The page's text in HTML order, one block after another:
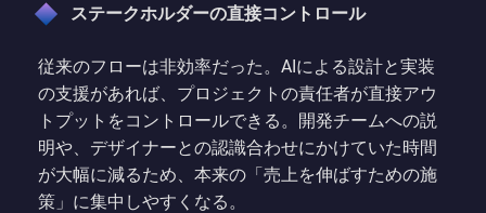
ステークホルダーの直接コントロール
従来のフローは非効率だった。AIによる設計と実装
の支援があれば、プロジェクトの責任者が直接アウ
トプットをコントロールできる。開発チームへの説
明や、デザイナーとの認識合わせにかけていた時間
が大幅に減るため、本来の「売上を伸ばすための施
策」に集中しやすくなる。